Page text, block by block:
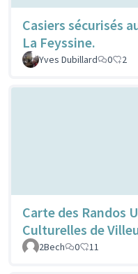
Casiers sécurisés
La Feyssine.
Yves Dubillard
0 2
Carte des Randos
Culturelles de
2Bech
0 11